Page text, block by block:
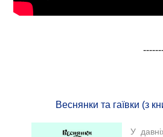
Веснянки та гаївки (з
У